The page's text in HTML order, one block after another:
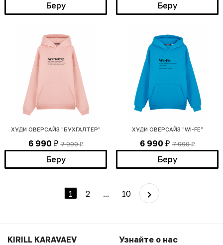
Беру Беру
ХУДИ ОВЕРСАЙЗ "БУХГАЛТЕР"
6 990 ₽ 7 990₽
Беру
ХУДИ ОВЕРСАЙЗ "WI-FE"
6 990 ₽ 7 990₽
Беру
1 2 ... 10
KIRILL KARAVAEV Узнайте о нас